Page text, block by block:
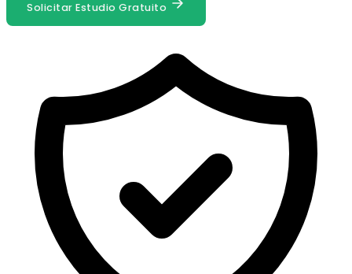
Solicitar Estudio Gratuito